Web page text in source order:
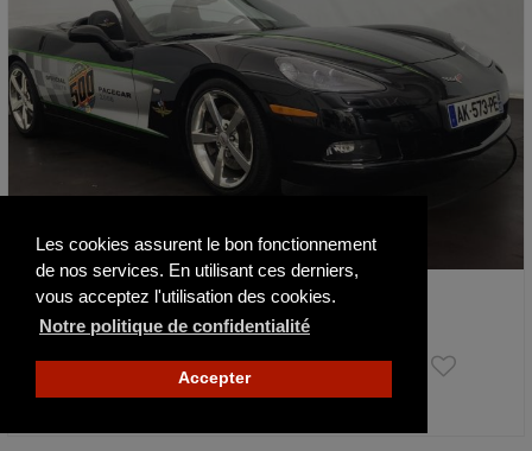
Les cookies assurent le bon fonctionnement
de nos services. En utilisant ces derniers,
vous acceptez l'utilisation des cookies.
Notre politique de confidentialité
Accepter
Chevrolet Corvette C6 Cabriolet Indy 500…
2008
49 900 €